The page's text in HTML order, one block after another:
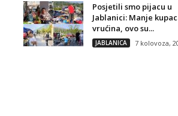
Posjetili smo pijacu u
Jablanici: Manje
vrućina, ovo su...
JABLANICA 7 kolovoza,